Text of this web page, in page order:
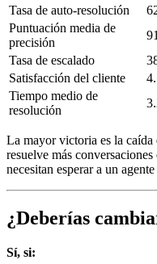
Tasa de auto-resolución
Puntuación media de
precisión
Tasa de escalado
Satisfacción del cliente
Tiempo medio de
resolución
La mayor victoria es la caída
resuelve más
necesitan esperar a un
¿Deberías
Sí, si: